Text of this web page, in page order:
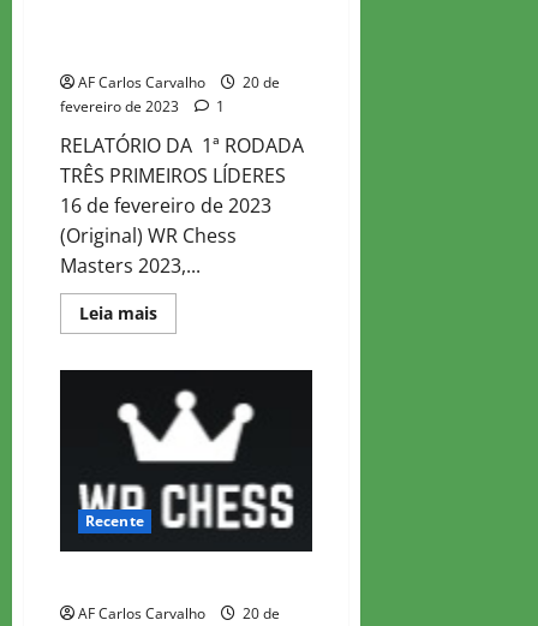
AF Carlos Carvalho
20 de
fevereiro de 2023
1
RELATÓRIO DA 1ª RODADA
TRÊS PRIMEIROS LÍDERES
16 de fevereiro de 2023
(Original) WR Chess
Masters 2023,...
Leia maisRead
more
MASTER
2023
–
ROD
1
Recente
AF Carlos Carvalho
20 de